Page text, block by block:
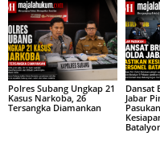
Polres Subang Ungkap 21
Kasus Narkoba, 26
Tersangka Diamankan
Dansat
Jabar